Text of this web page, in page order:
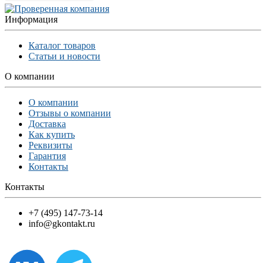
Информация
Каталог товаров
Статьи и новости
О компании
О компании
Отзывы о компании
Доставка
Как купить
Реквизиты
Гарантия
Контакты
Контакты
+7 (495) 147-73-14
info@gkontakt.ru